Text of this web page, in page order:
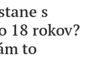
s
18 rokov?
to